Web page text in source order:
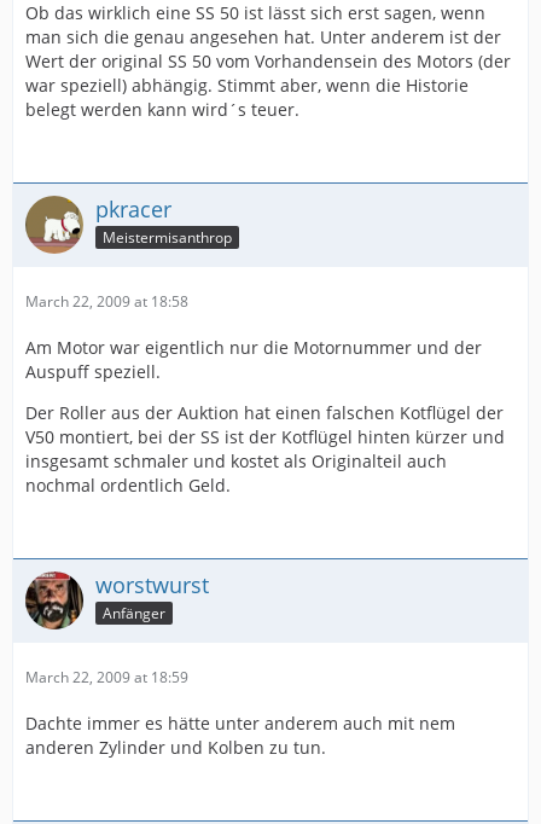
Ob das wirklich eine SS 50 ist lässt sich erst sagen, wenn
man sich die genau angesehen hat. Unter anderem ist der
Wert der original SS 50 vom Vorhandensein des Motors (der
war speziell) abhängig. Stimmt aber, wenn die Historie
belegt werden kann wird´s teuer.
pkracer
Meistermisanthrop
March 22, 2009 at 18:58
Am Motor war eigentlich nur die Motornummer und der
Auspuff speziell.
Der Roller aus der Auktion hat einen falschen Kotflügel der
V50 montiert, bei der SS ist der Kotflügel hinten kürzer und
insgesamt schmaler und kostet als Originalteil auch
nochmal ordentlich Geld.
worstwurst
Anfänger
March 22, 2009 at 18:59
Dachte immer es hätte unter anderem auch mit nem
anderen Zylinder und Kolben zu tun.